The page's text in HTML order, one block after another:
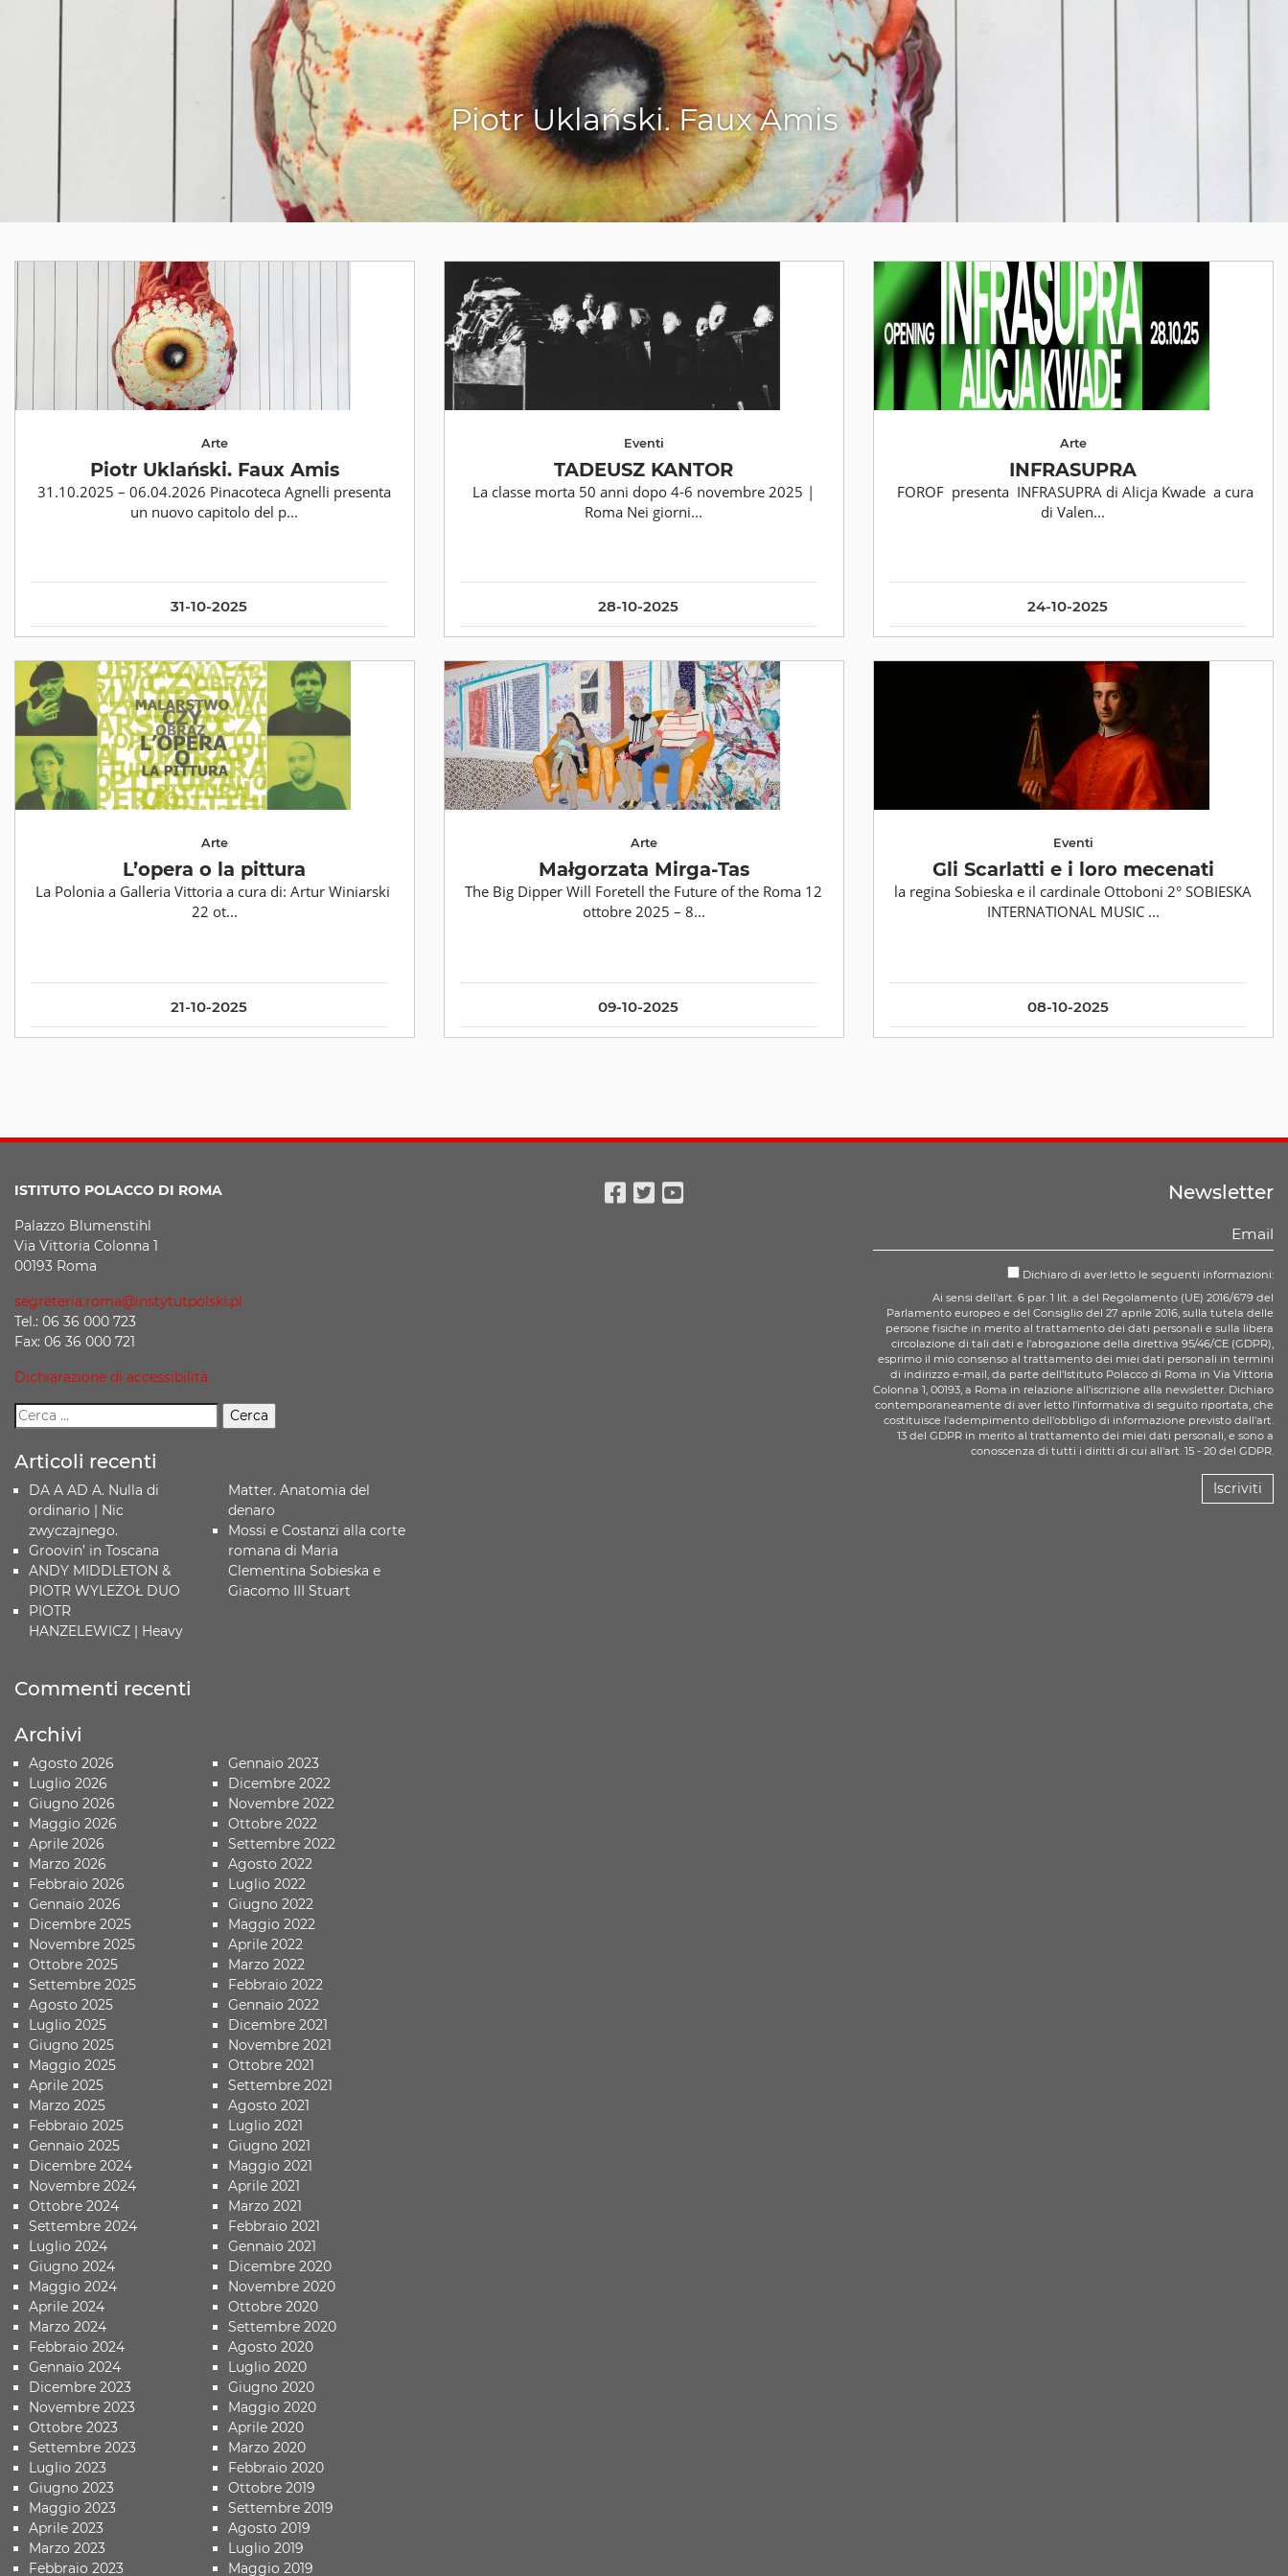
Piotr Uklański. Faux Amis
31-10-2025
Arte
Piotr Uklański. Faux Amis
31.10.2025 – 06.04.2026 Pinacoteca Agnelli presenta
un nuovo capitolo del p...
28-10-2025
Eventi
TADEUSZ KANTOR
La classe morta 50 anni dopo 4-6 novembre 2025 |
Roma Nei giorni...
24-10-2025
Arte
INFRASUPRA
FOROF presenta INFRASUPRA di Alicja Kwade a cura
di Valen...
21-10-2025
Arte
L’opera o la pittura
La Polonia a Galleria Vittoria a cura di: Artur Winiarski
22 ot...
09-10-2025
Arte
Małgorzata Mirga-Tas
The Big Dipper Will Foretell the Future of the Roma 12
ottobre 2025 – 8...
08-10-2025
Eventi
Gli Scarlatti e i loro mecenati
la regina Sobieska e il cardinale Ottoboni 2° SOBIESKA
INTERNATIONAL MUSIC ...
ISTITUTO POLACCO DI ROMA
Palazzo Blumenstihl
Via Vittoria Colonna 1
00193 Roma
segreteria.roma@instytutpolski.pl
Tel.: 06 36 000 723
Fax: 06 36 000 721
Dichiarazione di accessibilità
Articoli recenti
DA A AD A. Nulla di
ordinario | Nic
zwyczajnego.
Groovin’ in Toscana
ANDY MIDDLETON &
PIOTR WYLEŻOŁ DUO
PIOTR
HANZELEWICZ | Heavy
Matter. Anatomia del
denaro
Mossi e Costanzi alla corte
romana di Maria
Clementina Sobieska e
Giacomo III Stuart
Commenti recenti
Archivi
Agosto 2026
Luglio 2026
Giugno 2026
Maggio 2026
Aprile 2026
Marzo 2026
Febbraio 2026
Gennaio 2026
Dicembre 2025
Novembre 2025
Ottobre 2025
Settembre 2025
Agosto 2025
Luglio 2025
Giugno 2025
Maggio 2025
Aprile 2025
Marzo 2025
Febbraio 2025
Gennaio 2025
Dicembre 2024
Novembre 2024
Ottobre 2024
Settembre 2024
Luglio 2024
Giugno 2024
Maggio 2024
Aprile 2024
Marzo 2024
Febbraio 2024
Gennaio 2024
Dicembre 2023
Novembre 2023
Ottobre 2023
Settembre 2023
Luglio 2023
Giugno 2023
Maggio 2023
Aprile 2023
Marzo 2023
Febbraio 2023
Gennaio 2023
Dicembre 2022
Novembre 2022
Ottobre 2022
Settembre 2022
Agosto 2022
Luglio 2022
Giugno 2022
Maggio 2022
Aprile 2022
Marzo 2022
Febbraio 2022
Gennaio 2022
Dicembre 2021
Novembre 2021
Ottobre 2021
Settembre 2021
Agosto 2021
Luglio 2021
Giugno 2021
Maggio 2021
Aprile 2021
Marzo 2021
Febbraio 2021
Gennaio 2021
Dicembre 2020
Novembre 2020
Ottobre 2020
Settembre 2020
Agosto 2020
Luglio 2020
Giugno 2020
Maggio 2020
Aprile 2020
Marzo 2020
Febbraio 2020
Ottobre 2019
Settembre 2019
Agosto 2019
Luglio 2019
Maggio 2019
Newsletter
Dichiaro di aver letto le seguenti informazioni:
Ai sensi dell'art. 6 par. 1 lit. a del Regolamento (UE) 2016/679 del
Parlamento europeo e del Consiglio del 27 aprile 2016, sulla tutela delle
persone fisiche in merito al trattamento dei dati personali e sulla libera
circolazione di tali dati e l'abrogazione della direttiva 95/46/CE (GDPR),
esprimo il mio consenso al trattamento dei miei dati personali in termini
di indirizzo e-mail, da parte dell'Istituto Polacco di Roma in Via Vittoria
Colonna 1, 00193, a Roma in relazione all'iscrizione alla newsletter. Dichiaro
contemporaneamente di aver letto l'informativa di seguito riportata, che
costituisce l'adempimento dell'obbligo di informazione previsto dall'art.
13 del GDPR in merito al trattamento dei miei dati personali, e sono a
conoscenza di tutti i diritti di cui all'art. 15 - 20 del GDPR.
Iscriviti